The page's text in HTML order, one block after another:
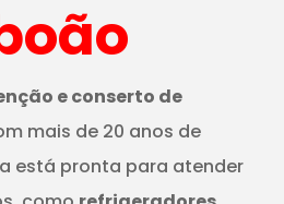
e conserto de
mais de 20 anos de
está pronta para atender